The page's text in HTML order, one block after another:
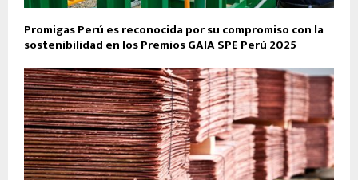
Promigas Perú es reconocida por su compromiso con la
sostenibilidad en los Premios GAIA SPE Perú 2025